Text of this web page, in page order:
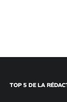
TOP 5 DE LA